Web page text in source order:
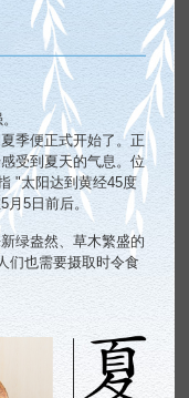
季便正式开始了。正
受到夏天的气息。位
"太阳达到黄经45度
月5日前后。
绿盎然、草木繁盛的
们也需要摄取时令食